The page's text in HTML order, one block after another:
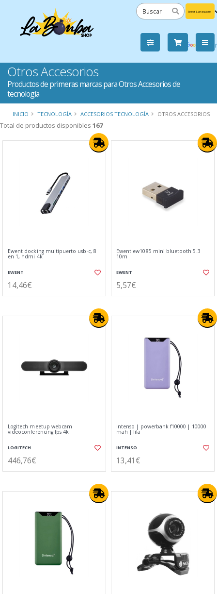
by
Otros Accesorios
Productos de primeras marcas para Otros Accesorios de
tecnología
INICIO TECNOLOGÍA ACCESORIOS TECNOLOGÍA OTROS ACCESORIOS
Total de productos disponibles 167
Ewent docking multipuerto usb-c, 8
en 1, hdmi 4k
EWENT
14,46€
Ewent ew1085 mini bluetooth 5.3
10m
EWENT
5,57€
Logitech meetup webcam
videoconferencing fps 4k
LOGITECH
446,76€
Intenso | powerbank f10000 | 10000
mah | lila
INTENSO
13,41€